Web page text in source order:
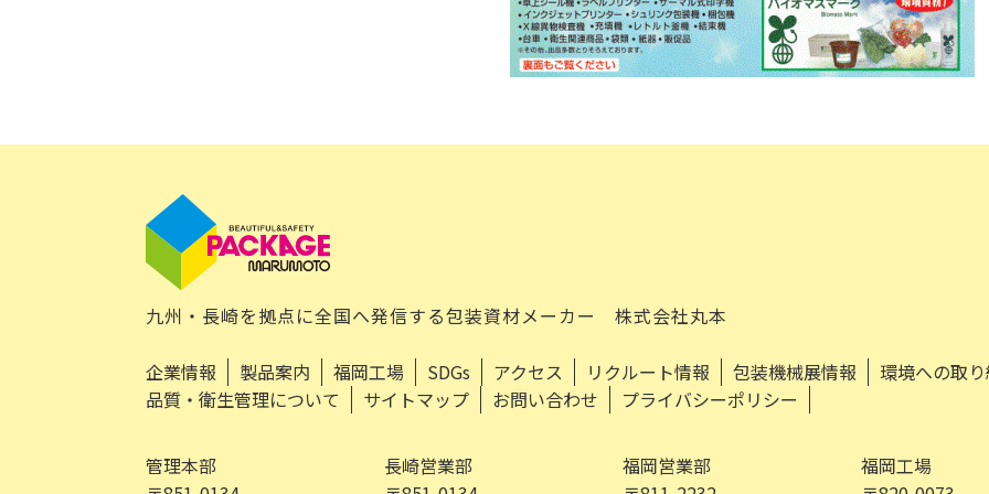
九州・長崎を拠点に全国へ発信する包装資材メーカー 株式会社丸本
企業情報 製品案内 福岡工場 SDGs アクセス リクルート情報 包装機械展情報
環境への取
品質・衛生管理について
サイトマップ お問い合わせ プライバシーポリシー
管理本部
長崎営業部
福岡営業部
福岡工場